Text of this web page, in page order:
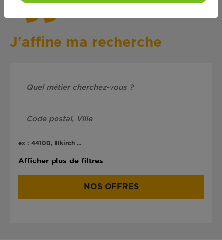
J'affine ma recherche
ex : 44100, Illkirch ...
Afficher plus de filtres
NOS OFFRES